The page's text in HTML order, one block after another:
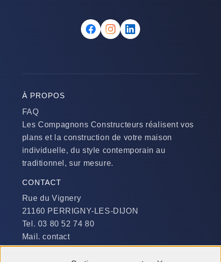
À PROPOS
FAQ
Les Compagnons Constructeurs réalisent vos
plans et la construction de votre maison
individuelle, du style contemporain au
traditionnel, sur mesure.
CONTACT
Rue du Vignery
21160 PERRIGNY-LES-DIJON
Tel. 03 80 52 74 80
Mail. contact